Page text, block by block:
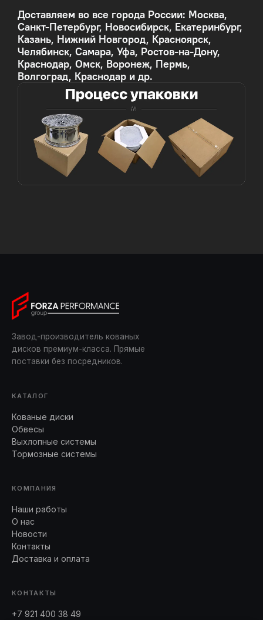
Доставляем во все города России: Москва,
Санкт-Петербург, Новосибирск, Екатеринбург,
Казань, Нижний Новгород, Красноярск,
Челябинск, Самара, Уфа, Ростов-на-Дону,
Краснодар, Омск, Воронеж, Пермь,
Волгоград, Краснодар и др.
Завод-производитель кованых
дисков премиум-класса. Прямые
поставки без посредников.
КАТАЛОГ
Кованые диски
Обвесы
Выхлопные системы
Тормозные системы
КОМПАНИЯ
Наши работы
О нас
Новости
Контакты
Доставка и оплата
КОНТАКТЫ
+7 921 400 38 49